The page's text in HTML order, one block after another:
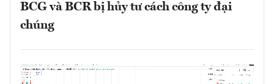
BCG và BCR bị hủy tư cách công ty đại
chúng